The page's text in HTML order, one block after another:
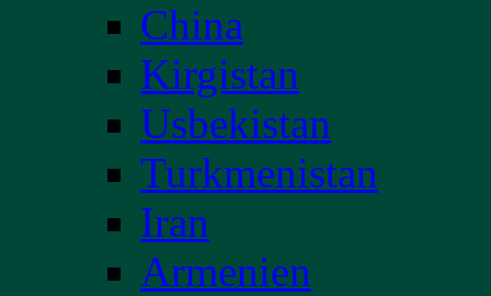
China
Kirgistan
Usbekistan
Turkmenistan
Iran
Armenien